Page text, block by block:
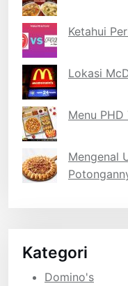
Ketahui
Lokasi
Menu
Mengenal
Kategori
Domino's